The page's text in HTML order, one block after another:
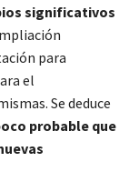
significativos
para
el
Se deduce
probable que